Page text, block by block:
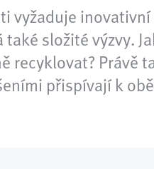
vyžaduje
také složité výzvy.
recyklovat? Právě
přispívají k